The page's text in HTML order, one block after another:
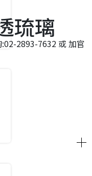
琉璃
2893-7632 或 加官